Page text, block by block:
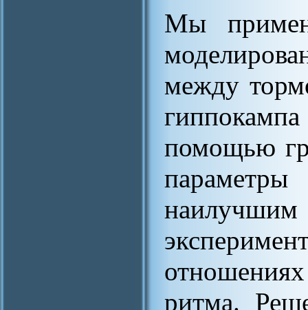
Мы
между
помощью
ритма.